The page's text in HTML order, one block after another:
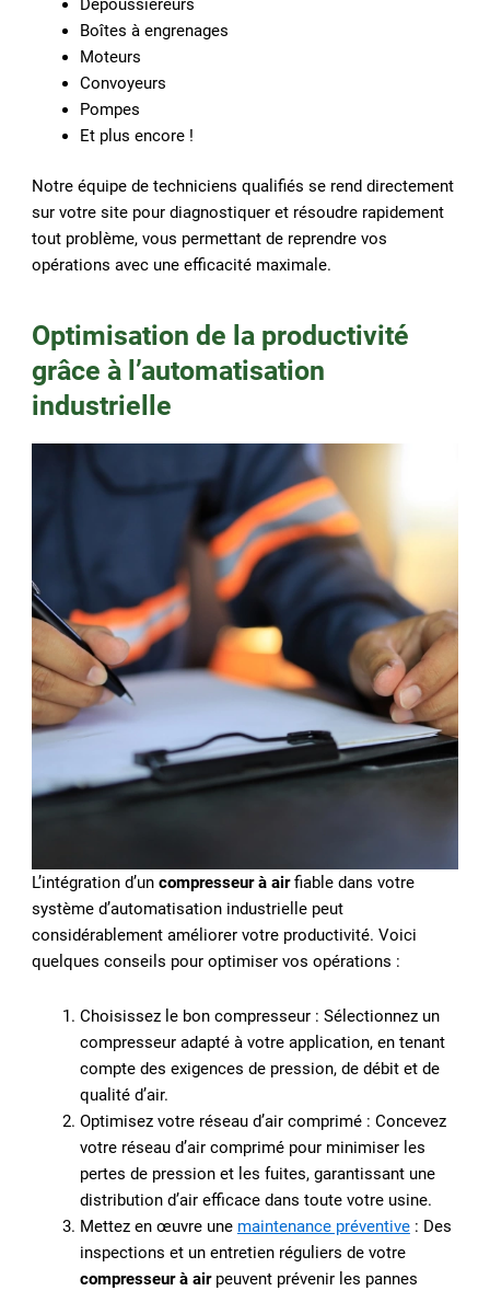
Dépoussiéreurs
Boîtes à engrenages
Moteurs
Convoyeurs
Pompes
Et plus encore !
Notre équipe de techniciens qualifiés se rend directement
sur votre site pour diagnostiquer et résoudre rapidement
tout problème, vous permettant de reprendre vos
opérations avec une efficacité maximale.
Optimisation de la productivité
grâce à l’automatisation
industrielle
L’intégration d’uncompresseur à airfiable dans votre
système d’automatisation industrielle peut
considérablement améliorer votre productivité. Voici
quelques conseils pour optimiser vos opérations :
Choisissez le bon compresseur : Sélectionnez un
compresseur adapté à votre application, en tenant
compte des exigences de pression, de débit et de
qualité d’air.
Optimisez votre réseau d’air comprimé : Concevez
votre réseau d’air comprimé pour minimiser les
pertes de pression et les fuites, garantissant une
distribution d’air efficace dans toute votre usine.
Mettez en œuvre une maintenance préventive: Des
inspections et un entretien réguliers de votre
compresseur à airpeuvent prévenir les pannes